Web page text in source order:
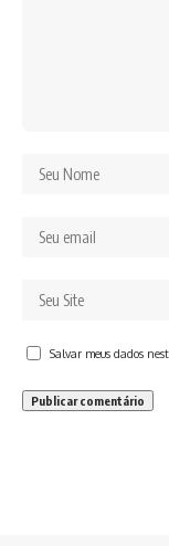
Salvar meus dados